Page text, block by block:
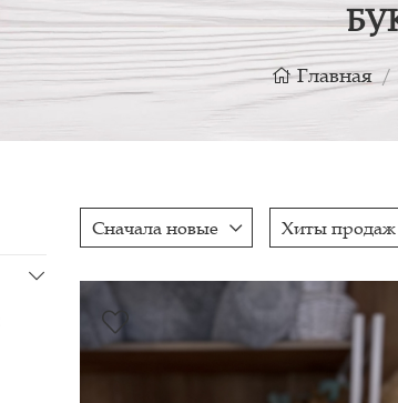
Главная
Сначала новые Хиты продаж